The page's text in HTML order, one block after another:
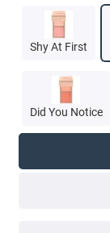
Shy At First
Did You Notice